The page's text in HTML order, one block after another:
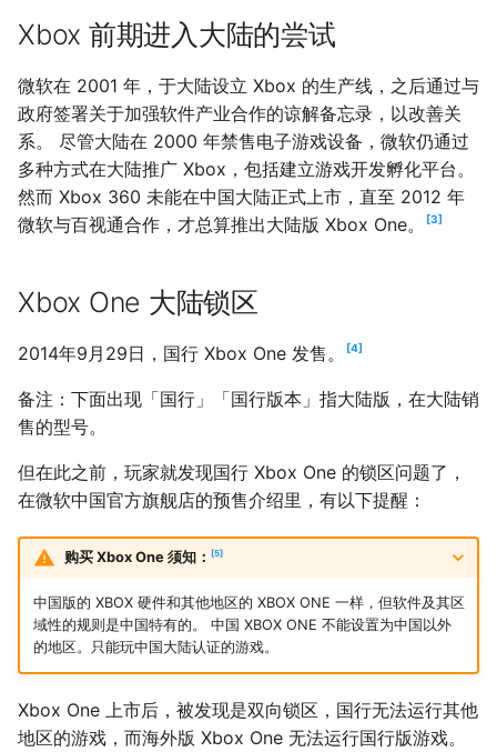
Xbox 前期进入大陆的尝试
微软在 2001 年，于大陆设立 Xbox 的生产线，之后通过与
政府签署关于加强软件产业合作的谅解备忘录，以改善关
系。 尽管大陆在 2000 年禁售电子游戏设备，微软仍通过
多种方式在大陆推广 Xbox，包括建立游戏开发孵化平台。
然而 Xbox 360 未能在中国大陆正式上市，直至 2012 年
微软与百视通合作，才总算推出大陆版 Xbox One。
3
Xbox One 大陆锁区
2014年9月29日，国行 Xbox One 发售。 4
备注：下面出现「国行」「国行版本」指大陆版，在大陆销
售的型号。
但在此之前，玩家就发现国行 Xbox One 的锁区问题了，
在微软中国官方旗舰店的预售介绍里，有以下提醒：
购买 Xbox One 须知： 5
中国版的 XBOX 硬件和其他地区的 XBOX ONE 一样，但软件及其区
域性的规则是中国特有的。 中国 XBOX ONE 不能设置为中国以外
的地区。只能玩中国大陆认证的游戏。
Xbox One 上市后，被发现是双向锁区，国行无法运行其他
地区的游戏，而海外版 Xbox One 无法运行国行版游戏。